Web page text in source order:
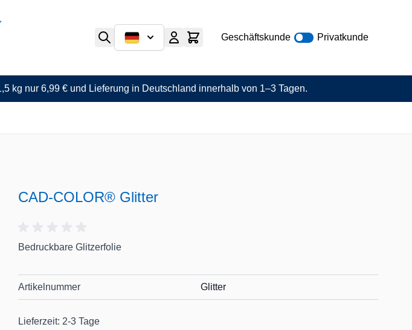
Geschäftskunde Privatkunde
kg nur 6,99 € und Lieferung in Deutschland innerhalb von 1–3 Tagen.
CAD-COLOR® Glitter
Bedruckbare Glitzerfolie
Artikelnummer Glitter
Lieferzeit: 2-3 Tage